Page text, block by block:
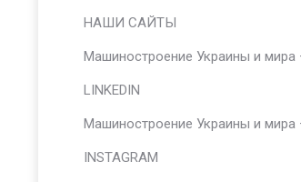
НАШИ САЙТЫ
Машиностроение Украины и мира
LINKEDIN
Машиностроение Украины и мира
INSTAGRAM